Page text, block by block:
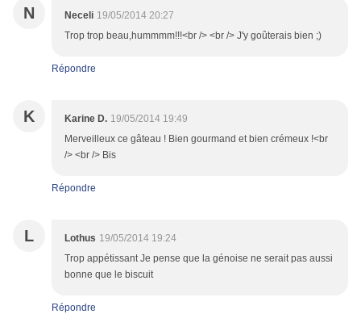
N Neceli 19/05/2014 20:27
Trop trop beau,hummmm!!!<br /> <br /> J'y goûterais bien ;)
Répondre
K Karine D. 19/05/2014 19:49
Merveilleux ce gâteau ! Bien gourmand et bien crémeux !<br
/> <br /> Bis
Répondre
L Lothus 19/05/2014 19:24
Trop appétissant Je pense que la génoise ne serait pas aussi
bonne que le biscuit
Répondre